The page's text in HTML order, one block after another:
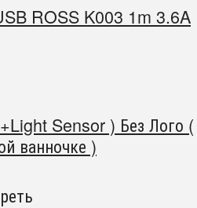
ROSS K003 1m 3.6A
Sensor ) Без Лого (
ванночке )